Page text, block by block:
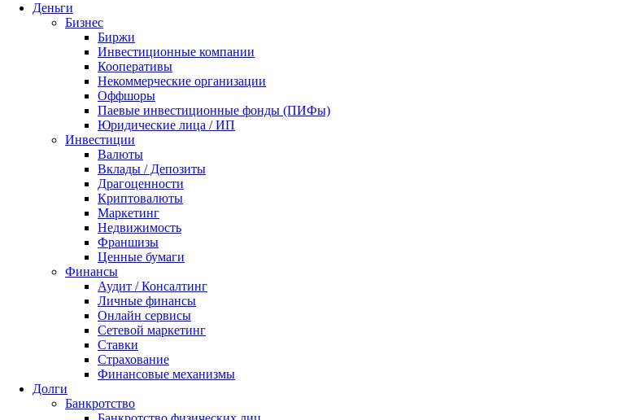
Деньги
Бизнес
Биржи
Инвестиционные компании
Кооперативы
Некоммерческие организации
Оффшоры
Паевые инвестиционные фонды (ПИФы)
Юридические лица / ИП
Инвестиции
Валюты
Вклады / Депозиты
Драгоценности
Криптовалюты
Маркетинг
Недвижимость
Франшизы
Ценные бумаги
Финансы
Аудит / Консалтинг
Личные финансы
Онлайн сервисы
Сетевой маркетинг
Ставки
Страхование
Финансовые механизмы
Долги
Банкротство